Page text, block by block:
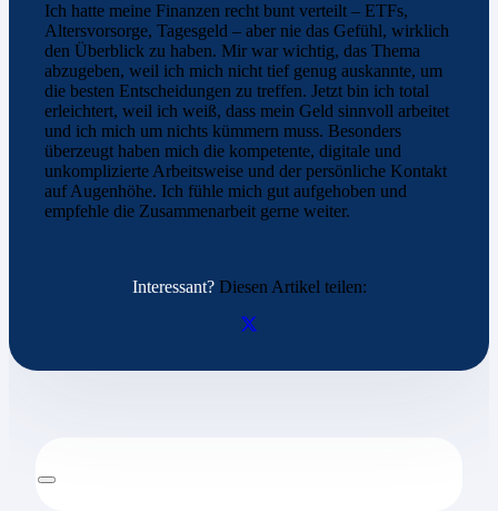
Ich hatte meine Finanzen recht bunt verteilt – ETFs,
Altersvorsorge, Tagesgeld – aber nie das Gefühl, wirklich
den Überblick zu haben. Mir war wichtig, das Thema
abzugeben, weil ich mich nicht tief genug auskannte, um
die besten Entscheidungen zu treffen. Jetzt bin ich total
erleichtert, weil ich weiß, dass mein Geld sinnvoll arbeitet
und ich mich um nichts kümmern muss. Besonders
überzeugt haben mich die kompetente, digitale und
unkomplizierte Arbeitsweise und der persönliche Kontakt
auf Augenhöhe. Ich fühle mich gut aufgehoben und
empfehle die Zusammenarbeit gerne weiter.
Interessant?Diesen Artikel teilen: